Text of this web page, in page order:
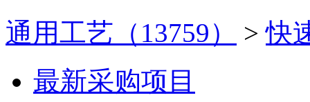
通用工艺（13759）
>快
最新采购项目